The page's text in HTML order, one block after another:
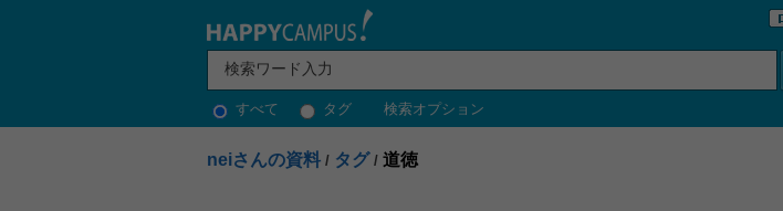
すべて タグ 検索オプション
neiさんの資料 / タグ / 道徳